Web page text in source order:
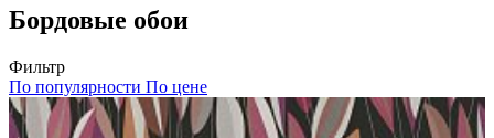
Бордовые обои
Фильтр
По популярности По цене